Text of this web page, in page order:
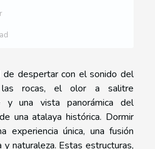
de despertar con el sonido del
las rocas, el olor a salitre
y una vista panorámica del
una atalaya histórica. Dormir
experiencia única, una fusión
naturaleza. Estas estructuras,